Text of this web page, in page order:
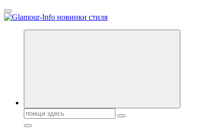
Перейти
к
Секреты молодости, красоты и долголетия. Гламурный журнал
Поиск: